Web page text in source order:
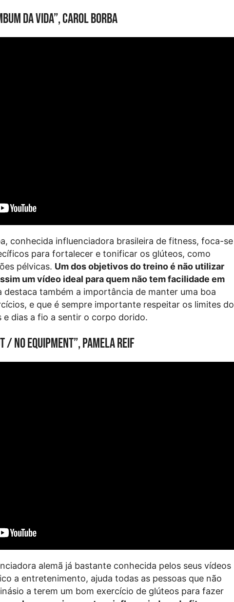
da vida”, Carol Borba
conhecida influenciadora brasileira de fitness, foca-se
para fortalecer e tonificar os glúteos, como
pélvicas. Um dos objetivos do treino é não utilizar
um vídeo ideal para quem não tem facilidade em
destaca também a importância de manter uma boa
e que é sempre importante respeitar os limites do
e dias a fio a sentir o corpo dorido.
No Equipment”, Pamela Reif
alemã já bastante conhecida pelos seus vídeos
a entretenimento, ajuda todas as pessoas que não
a terem um bom exercício de glúteos para fazer